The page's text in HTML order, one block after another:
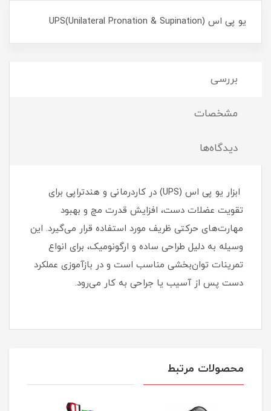
یو پی اس UPS(Unilateral Pronation & Supination)
بررسی
مشخصات
دیدگاه‌ها
ابزار یو پی‌ اس (UPS) در کاردرمانی و هندتراپی برای
تقویت عضلات دست، افزایش قدرت مچ و بهبود
مهارت‌های حرکتی ظریف مورد استفاده قرار می‌گیرد. این
وسیله به دلیل طراحی ساده و ارگونومیک، برای انواع
تمرینات توان‌بخشی مناسب است و در بازآموزی عملکرد
دست پس از آسیب یا جراحی به کار می‌رود.
محصولات مرتبط